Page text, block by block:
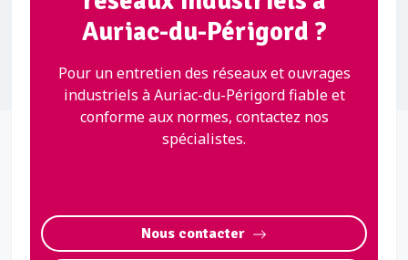
Auriac-du-Périgord ?
Pour un entretien des réseaux et ouvrages
industriels à Auriac-du-Périgord fiable et
conforme aux normes, contactez nos
spécialistes.
Nous contacter